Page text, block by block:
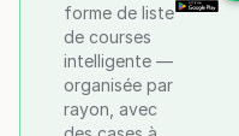
forme de liste
de courses
intelligente —
organisée par
rayon, avec